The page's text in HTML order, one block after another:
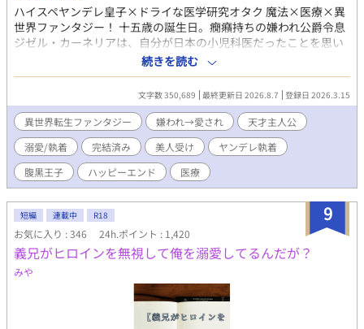
ハイスペヤンデレ皇子×ドライな医学研究オタク 魔法×医療×異
世界ファンタジー！ 十五歳の誕生日。癇癪持ちの嫌われ公爵令息
ジゼル・カーネリアは、自分が日本の小児科医だったことを思い
出す。 前世では大学病院で研究へ没頭し、過労の果てに死亡。そ
して転生した先は――横領、裏金、闇商売。数々の悪事で恐れら
れる“帝国最悪の貴族”カーネリア家だった。 家族にも使用人にも
腫れ物扱いされる厄介者。取り柄は美しい容姿だけ。いずれは厄
介払い同然に、どこかの貴族へ第二夫人として嫁がされる運命だ
った。 だがジゼルは、嫌われ者という立場を逆手に取り、自室へ
引きこもって治癒魔法研究を始める。その画期的な研究成果は、
やがて帝国中を巻き込み、多くの人々の運命を変えていく。 そし
てなぜか、彼へ異常な執着を向ける男たちまで現れ始めて……？
の隣で過ごしなさい」 「君が自由でいられるなら、僕はどうなっ
てもいい」 ジゼルを手に入れようと奔走する男達、教会の陰謀、
謎の感染症。前世の医学知識と治癒魔法を武器に、ジゼルは帝国
の医療と己の運命を変えていく。 【第二部】 帝国の常識を覆す事
件を解決し、第一皇子カイラスとの婚約も決まったジゼル。カー
ネリア家の名誉も回復し、ようやく平穏な日々が訪れる――はず
だった。 「忙しい！ とにかく時間がない！！」 診療所、アカデ
ミー、医療改革、研究、そして皇太子妃教育。カイラスとの甘い
続きを読む
文字数 350,689 最終更新日 2026.8.7 登録日 2026.3.15
異世界転生ファンタジー 嫌われ→愛され
天才主人公
溺愛/執着
完結済み 美人受け
ヤンデレ執着
腹黒王子
ハッピーエンド 医療
9
短編 連載中 R18
お気に入り : 346 24h.ポイント : 1,420
義兄がヒロインを無視して俺を溺愛してるんだが？
みや